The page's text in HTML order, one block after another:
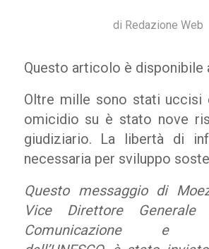
di Redazione Web
Questo articolo è disponibile
Oltre mille sono stati uccisi
omicidio su è stato nove
giudiziario. La libertà di
necessaria per sviluppo
Questo messaggio di
Vice Direttore
Comunicazione e